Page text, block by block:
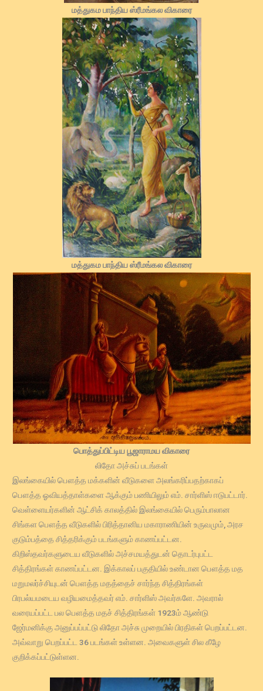
மத்துகம பாந்திய ஸ்ரீமங்கல விகாரை
மத்துகம பாந்திய ஸ்ரீமங்கல விகாரை
பொத்துப்பிட்டிய பூஜாராமய விகாரை
லிதோ அச்சுப் படங்கள்
இலங்கையில் பௌத்த மக்களின் வீடுகளை அலங்கரிப்பதற்காகப்
பௌத்த ஓவியத்தாள்களை ஆக்கும் பணியிலும் எம். சார்ளிஸ் ஈடுபட்டார்.
வெள்ளையர்களின் ஆட்சிக் காலத்தில் இலங்கையில் பெரும்பாலான
சிங்கள பௌத்த வீடுகளில் பிரித்தானிய மகாராணியின் உருவமும், அரச
குடும்பத்தை சித்தரிக்கும் படங்களும் காணப்பட்டன.
கிறிஸ்தவர்களுடைய வீடுகளில் அச்சமயத்துடன் தொடர்புபட்ட
சித்திரங்கள் காணப்பட்டன. இக்காலப் பகுதியில் உண்டான பௌத்த மத
மறுமலர்ச்சியுடன் பௌத்த மதத்தைச் சார்ந்த சித்திரங்கள்
பிரபல்யமடைய வழியமைத்தவர் எம். சார்ளிஸ் அவர்களே. அவரால்
வரையப்பட்ட பல பௌத்த மதச் சித்திரங்கள் 1923ம் ஆண்டு
ஜேர்மனிக்கு அனுப்பப்பட்டு லிதோ அச்சு முறையில் பிரதிகள் பெறப்பட்டன.
அவ்வாறு பெறப்பட்ட 36 படங்கள் உள்ளன. அவைகளுள் சில கீழே
குறிக்கப்பட்டுள்ளன.